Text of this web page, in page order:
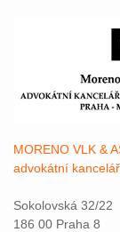
MORENO VLK &
advokátní kancelář
Sokolovská 32/22
186 00 Praha 8